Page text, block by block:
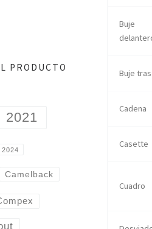
Buje
Buje
Cadena
Casette
Cuadro
PRODUCTO
2021
2024
Camelback